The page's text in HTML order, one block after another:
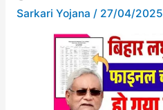
Sarkari Yojana / 27/04/2025